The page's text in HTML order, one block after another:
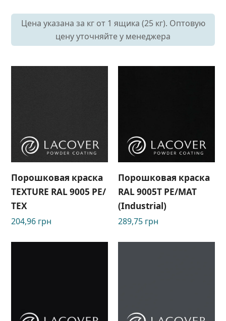
Цена указана за кг от 1 ящика (25 кг). Оптовую
цену уточняйте у менеджера
Порошковая краска
TEXTURE RAL 9005 РЕ/
ТЕХ
204,96 грн
Порошковая краска
RAL 9005Т РЕ/МАТ
(Industrial)
289,75 грн